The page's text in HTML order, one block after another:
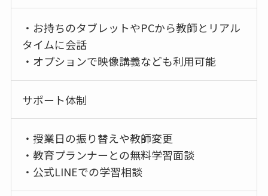
・お持ちのタブレットやPCから教師とリアル
タイムに会話
・オプションで映像講義なども利用可能
サポート体制
・授業日の振り替えや教師変更
・教育プランナーとの無料学習面談
・公式LINEでの学習相談